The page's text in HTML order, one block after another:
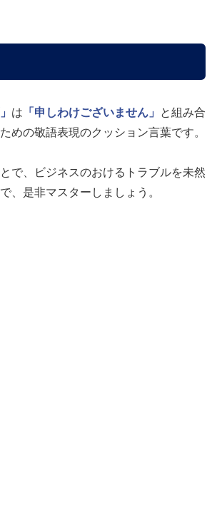
は 「申しわけございません」
と組み合
めの敬語表現のクッション言葉です。
で、ビジネスのおけるトラブルを未然
、是非マスターしましょう。